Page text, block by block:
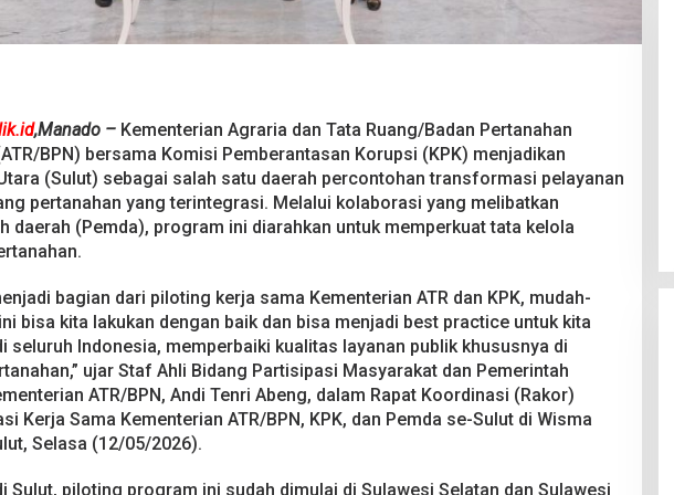
,​Manado – Kementerian Agraria dan Tata Ruang/Badan Pertanahan
BPN) bersama Komisi Pemberantasan Korupsi (KPK) menjadikan
(Sulut) sebagai salah satu daerah percontohan transformasi pelayanan
pertanahan yang terintegrasi. Melalui kolaborasi yang melibatkan
daerah (Pemda), program ini diarahkan untuk memperkuat tata kelola
bagian dari piloting kerja sama Kementerian ATR dan KPK, mudah-
bisa kita lakukan dengan baik dan bisa menjadi best practice untuk kita
seluruh Indonesia, memperbaiki kualitas layanan publik khususnya di
ujar Staf Ahli Bidang Partisipasi Masyarakat dan Pemerintah
ATR/BPN, Andi Tenri Abeng, dalam Rapat Koordinasi (Rakor)
Kerja Sama Kementerian ATR/BPN, KPK, dan Pemda se-Sulut di Wisma
Selasa (12/05/2026).
Sulut, piloting program ini sudah dimulai di Sulawesi Selatan dan Sulawesi
Pesta Pernikahan Berakhir
Mencekam, Mahasiswa Ditikam
Badik Usai Cekcok saat Pesta
Miras
Di Kriminal | 29 Juni 2026